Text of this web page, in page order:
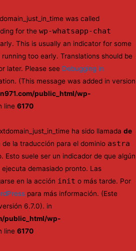
was called
for the wp-whatsapp-chat
This is usually an indicator for some
too early. Translations should be
later. Please see Debugging in
(This message was added in version
public_html/wp-
line 6170
ha sido llamada de
de la traducción para el dominio astra
Esto suele ser un indicador de que algún
demasiado pronto. Las
en la acción init o más tarde. Por
para más información. (Este
6.7.0). in
public_html/wp-
line 6170